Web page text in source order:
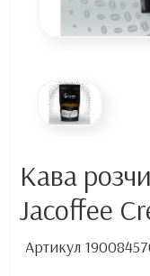
Кава
Jacoffee
Артикул